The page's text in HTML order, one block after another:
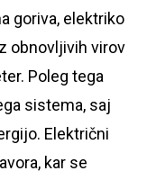
goriva, elektriko
obnovljivih virov
Poleg tega
sistema, saj
Električni
kar se